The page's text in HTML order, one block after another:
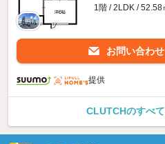
1階 / 2LDK / 52.58
お問い合わせ
提供
CLUTCHのすべ